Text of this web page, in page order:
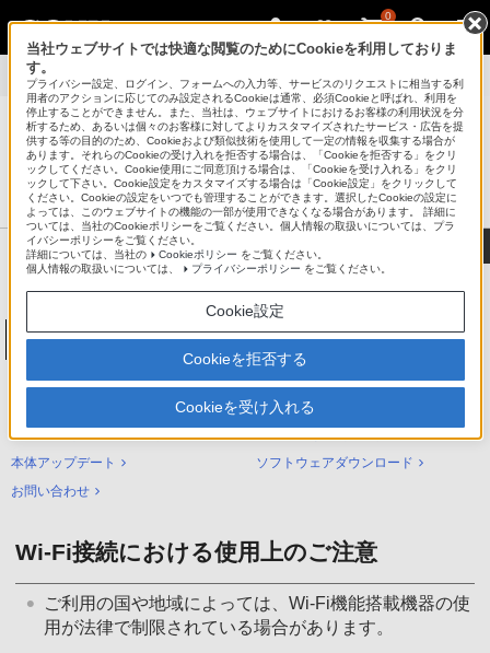
0
製品別サポート > NW-ZX500シリーズ > 使いかた
ポータブルオーディオプレーヤー ウォークマン®
サポート・お問い合わせ
NW-ZX500シリーズ
NW-ZX500シリーズ サポートトップ
使いかた（ヘルプガイド）
困ったときは（Q&A）
本体アップデート
ソフトウェアダウンロード
お問い合わせ
Wi-Fi接続における使用上のご注意
ご利用の国や地域によっては、Wi-Fi機能搭載機器の使
用が法律で制限されている場合があります。
当社ウェブサイトでは快適な閲覧のためにCookieを利用しておりま
す。
プライバシー設定、ログイン、フォームへの入力等、サービスのリクエストに相当する利
用者のアクションに応じてのみ設定されるCookieは通常、必須Cookieと呼ばれ、利用を
停止することができません。また、当社は、ウェブサイトにおけるお客様の利用状況を分
析するため、あるいは個々のお客様に対してよりカスタマイズされたサービス・広告を提
供する等の目的のため、Cookieおよび類似技術を使用して一定の情報を収集する場合が
あります。それらのCookieの受け入れを拒否する場合は、「Cookieを拒否する」をクリ
ックしてください。Cookie使用にご同意頂ける場合は、「Cookieを受け入れる」をクリ
ックして下さい。Cookie設定をカスタマイズする場合は「Cookie設定」をクリックして
ください。Cookieの設定をいつでも管理することができます。選択したCookieの設定に
よっては、このウェブサイトの機能の一部が使用できなくなる場合があります。 詳細に
ついては、当社のCookieポリシーをご覧ください。個人情報の取扱いについては、プラ
イバシーポリシーをご覧ください。
詳細については、当社の
Cookieポリシー をご覧ください。
個人情報の取扱いについては、
プライバシーポリシー をご覧ください。
Cookie設定
Cookieを拒否する
Cookieを受け入れる